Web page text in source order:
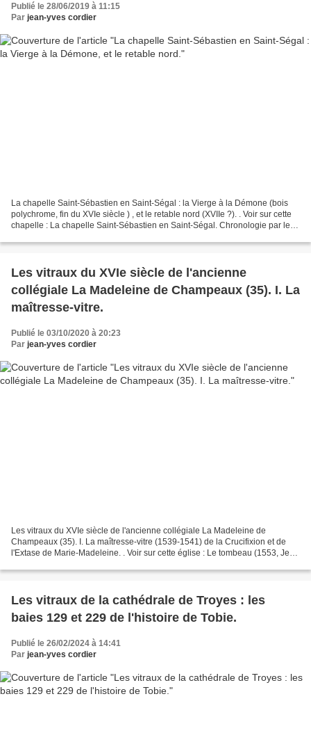
Publié le 28/06/2019 à 11:15
Par jean-yves cordier
La chapelle Saint-Sébastien en Saint-Ségal : la Vierge à la Démone (bois
polychrome, fin du XVIe siècle ) , et le retable nord (XVIIe ?). . Voir sur cette
chapelle : La chapelle Saint-Sébastien en Saint-Ségal. Chronologie par les
Les vitraux du XVIe siècle de l'ancienne
collégiale La Madeleine de Champeaux (35). I. La
maîtresse-vitre.
Publié le 03/10/2020 à 20:23
Par jean-yves cordier
Les vitraux du XVIe siècle de l'ancienne collégiale La Madeleine de
Champeaux (35). I. La maîtresse-vitre (1539-1541) de la Crucifixion et de
l'Extase de Marie-Madeleine. . Voir sur cette église : Le tombeau (1553, Jean
Les vitraux de la cathédrale de Troyes : les
baies 129 et 229 de l'histoire de Tobie.
Publié le 26/02/2024 à 14:41
Par jean-yves cordier